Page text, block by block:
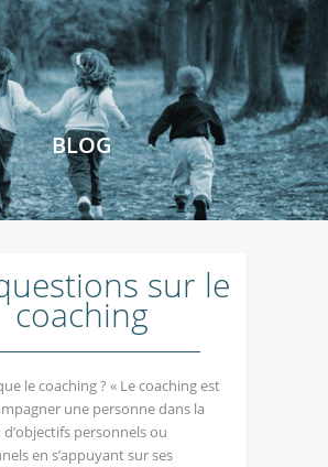
BLOG
sur le
coaching
le coaching ? « Le coaching est
une personne dans la
personnels ou
en s’appuyant sur ses